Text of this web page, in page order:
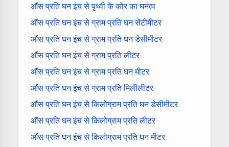
औंस प्रति घन इंच से पृथ्वी के कोर का घनत्व
औंस प्रति घन इंच से ग्राम प्रति घन सेंटीमीटर
औंस प्रति घन इंच से ग्राम प्रति घन डेसीमीटर
औंस प्रति घन इंच से ग्राम प्रति लीटर
औंस प्रति घन इंच से ग्राम प्रति घन मीटर
औंस प्रति घन इंच से ग्राम प्रति मिलीलीटर
औंस प्रति घन इंच से किलोग्राम प्रति घन डेसीमीटर
औंस प्रति घन इंच से किलोग्राम प्रति लीटर
औंस प्रति घन इंच से किलोग्राम प्रति घन मीटर